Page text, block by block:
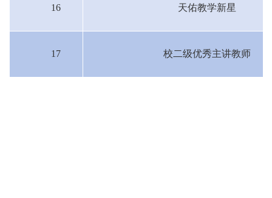
16 天佑教学新星
17 校二级优秀主讲教师